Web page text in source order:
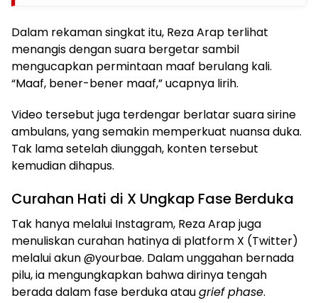
Dalam rekaman singkat itu, Reza Arap terlihat
menangis dengan suara bergetar sambil
mengucapkan permintaan maaf berulang kali.
“Maaf, bener-bener maaf,” ucapnya lirih.
Video tersebut juga terdengar berlatar suara sirine
ambulans, yang semakin memperkuat nuansa duka.
Tak lama setelah diunggah, konten tersebut
kemudian dihapus.
Curahan Hati di X Ungkap Fase Berduka
Tak hanya melalui Instagram, Reza Arap juga
menuliskan curahan hatinya di platform X (Twitter)
melalui akun @yourbae. Dalam unggahan bernada
pilu, ia mengungkapkan bahwa dirinya tengah
berada dalam fase berduka ataugrief phase.